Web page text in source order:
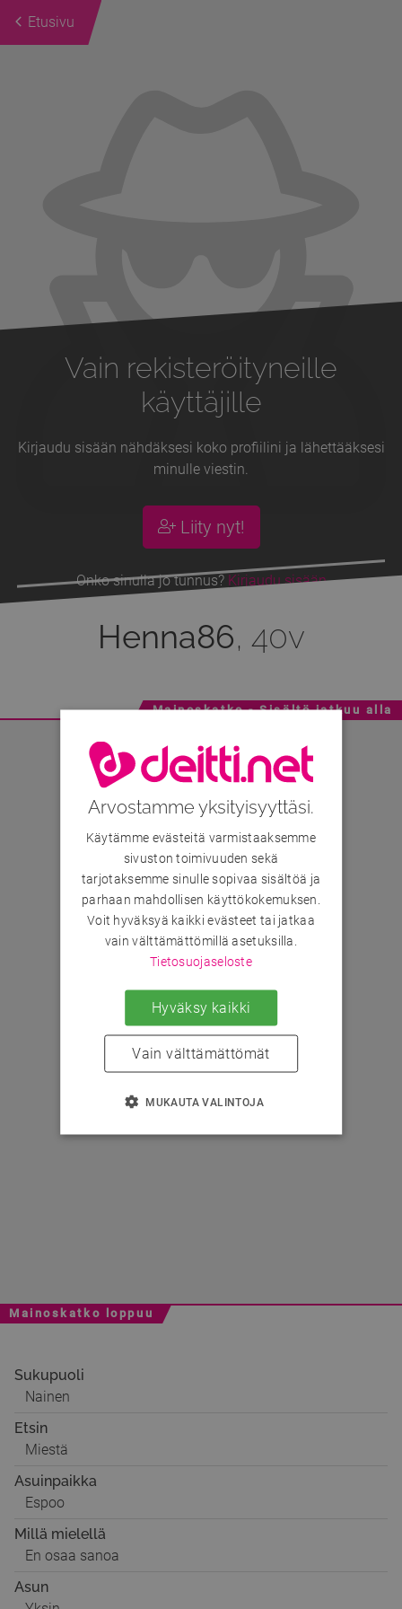
Etusivu
Vain rekisteröityneille
käyttäjille
Kirjaudu sisään nähdäksesi koko profiilini ja lähettääksesi
minulle viestin.
Liity nyt!
Onko sinulla jo tunnus? Kirjaudu sisään
Henna86, 40v
Mainoskatko - Sisältö jatkuu alla
Mainoskatko loppuu
Sukupuoli
Nainen
Etsin
Miestä
Asuinpaikka
Espoo
Millä mielellä
En osaa sanoa
Asun
Arvostamme yksityisyyttäsi.
Käytämme evästeitä varmistaaksemme
sivuston toimivuuden sekä
tarjotaksemme sinulle sopivaa sisältöä ja
parhaan mahdollisen käyttökokemuksen.
Voit hyväksyä kaikki evästeet tai jatkaa
vain välttämättömillä asetuksilla.
Tietosuojaseloste
Hyväksy kaikki
Vain välttämättömät
MUKAUTA VALINTOJA